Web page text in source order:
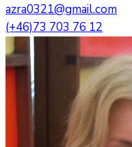
azra0321@gmail.com
(+46)73 703 76 12